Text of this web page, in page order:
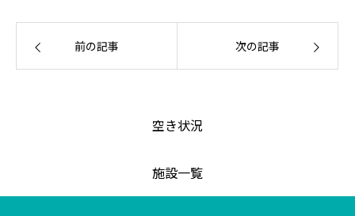
前の記事 次の記事
空き状況
施設一覧